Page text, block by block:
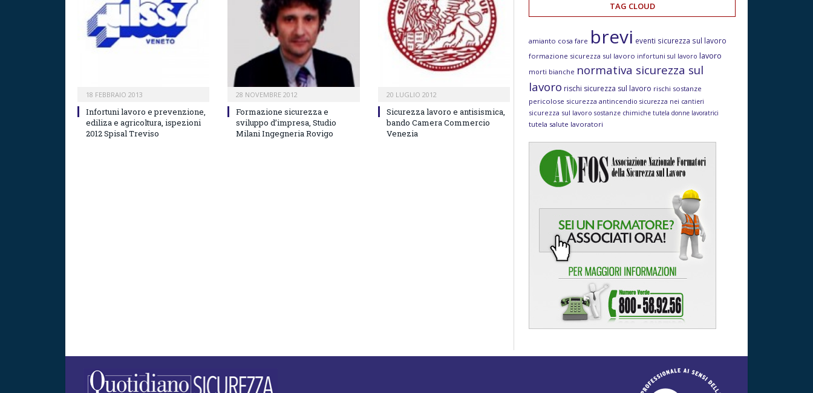
18 FEBBRAIO 2013
Infortuni lavoro e prevenzione,
ediliza e agricoltura, ispezioni
2012 Spisal Treviso
28 NOVEMBRE 2012
Formazione sicurezza e
sviluppo d’impresa, Studio
Milani Ingegneria Rovigo
20 LUGLIO 2012
Sicurezza lavoro e antisismica,
bando Camera Commercio
Venezia
TAG CLOUD
amianto cosa fare brevi eventi sicurezza sul lavoro
formazione sicurezza sul lavoro infortuni sul lavoro lavoro
morti bianche normativa sicurezza sul
lavoro rischi sicurezza sul lavoro rischi sostanze
pericolose sicurezza antincendio sicurezza nei cantieri
sicurezza sul lavoro sostanze chimiche tutela donne lavoratrici
tutela salute lavoratori